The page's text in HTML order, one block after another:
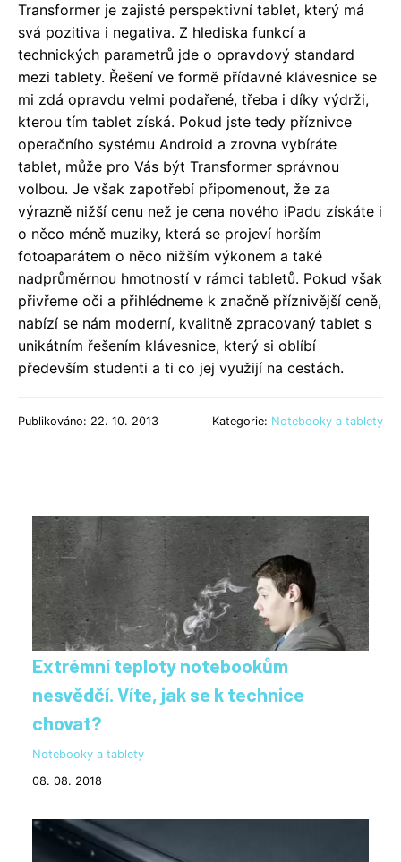
Transformer je zajisté perspektivní tablet, který má
svá pozitiva i negativa. Z hlediska funkcí a
technických parametrů jde o opravdový standard
mezi tablety. Řešení ve formě přídavné klávesnice se
mi zdá opravdu velmi podařené, třeba i díky výdrži,
kterou tím tablet získá. Pokud jste tedy příznivce
operačního systému Android a zrovna vybíráte
tablet, může pro Vás být Transformer správnou
volbou. Je však zapotřebí připomenout, že za
výrazně nižší cenu než je cena nového iPadu získáte i
o něco méně muziky, která se projeví horším
fotoaparátem o něco nižším výkonem a také
nadprůměrnou hmotností v rámci tabletů. Pokud však
přivřeme oči a přihlédneme k značně příznivější ceně,
nabízí se nám moderní, kvalitně zpracovaný tablet s
unikátním řešením klávesnice, který si oblíbí
především studenti a ti co jej využijí na cestách.
Publikováno: 22. 10. 2013 Kategorie: Notebooky a tablety
Extrémní teploty notebookům
nesvědčí. Víte, jak se k technice
chovat?
Notebooky a tablety
08. 08. 2018